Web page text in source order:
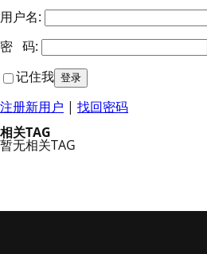
用户名:
密 码:
记住我
注册新用户 | 找回密码
相关TAG
暂无相关TAG